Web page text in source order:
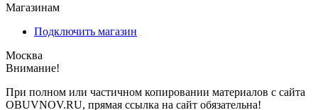
Магазинам
Подключить магазин
Москва
Внимание!
При полном или частичном копировании материалов с сайта
OBUVNOV.RU, прямая ссылка на сайт обязательна!